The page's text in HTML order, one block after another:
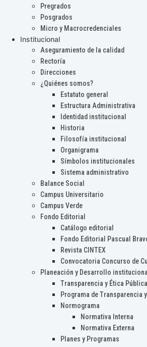
Pregrados
Posgrados
Micro y Macrocredenciales
Institucional
Aseguramiento de la calidad
Rectoría
Direcciones
¿Quiénes somos?
Estatuto general
Estructura Administrativa
Identidad institucional
Historia
Filosofía institucional
Organigrama
Símbolos institucionales
Sistema administrativo
Balance Social
Campus Universitario
Campus Verde
Fondo Editorial
Catálogo editorial
Fondo Editorial Pascual
Revista CINTEX
Convocatoria Concurso de
Planeación y Desarrollo institucional
Transparencia y Ética Pública
Programa de Transparencia
Normograma
Normativa Interna
Normativa Externa
Planes y Programas